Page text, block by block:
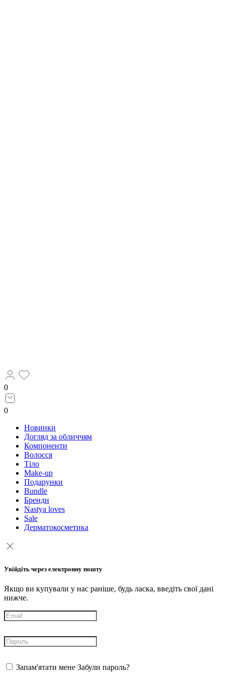
0
0
Новинки
Догляд за обличчям
Компоненти
Волосся
Тіло
Make-up
Подарунки
Bundle
Бренди
Nastya loves
Sale
Дерматокосметика
Увійдіть через електронну пошту
Якщо ви купували у нас раніше, будь ласка, введіть свої дані
нижче.
Запам'ятати мене Забули пароль?